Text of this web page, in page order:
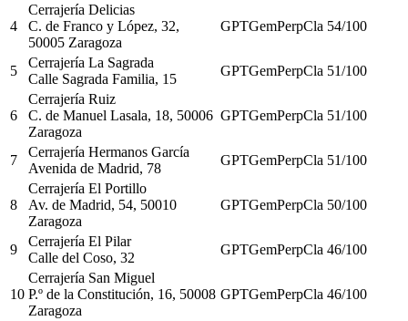
4
Cerrajería Delicias
C. de Franco y López, 32,
50005 Zaragoza
GPTGemPerpCla 54/100
5
Cerrajería La Sagrada
Calle Sagrada Familia, 15
GPTGemPerpCla 51/100
6
Cerrajería Ruiz
C. de Manuel Lasala, 18, 50006
Zaragoza
GPTGemPerpCla 51/100
7
Cerrajería Hermanos García
Avenida de Madrid, 78
GPTGemPerpCla 51/100
8
Cerrajería El Portillo
Av. de Madrid, 54, 50010
Zaragoza
GPTGemPerpCla 50/100
9
Cerrajería El Pilar
Calle del Coso, 32
GPTGemPerpCla 46/100
10
Cerrajería San Miguel
P.º de la Constitución, 16, 50008
Zaragoza
GPTGemPerpCla 46/100